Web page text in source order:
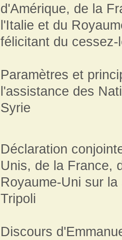
d'Amérique, de la
l'Italie et du
félicitant du cessez-
Paramètres et
l'assistance des
Syrie
Déclaration
Unis, de la France,
Royaume-Uni sur
Tripoli
Discours